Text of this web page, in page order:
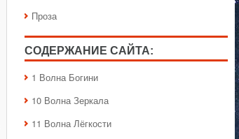
Проза
СОДЕРЖАНИЕ САЙТА:
1 Волна Богини
10 Волна Зеркала
11 Волна Лёгкости